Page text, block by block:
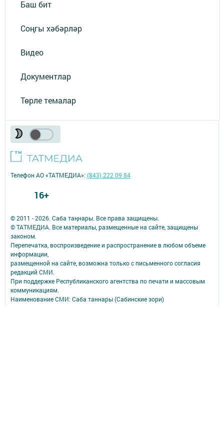
Баш бит
Соңгы хәбәрләр
Видео
Документлар
Төрле темалар
© 2011 - 2026. Саба таңнары. Все права защищены.
© ТАТМЕДИА. Все материалы, размещенные на сайте, защищены
законом.
Перепечатка, воспроизведение и распространение в любом объеме
информации,
размещенной на сайте, возможна только с письменного согласия
редакций СМИ.
При поддержке Республиканского агентства по печати и массовым
коммуникациям.
Наименование СМИ: Саба таннары (Сабинские зори)
Телефон АО «ТАТМЕДИА»:(843) 222 09 84
16+